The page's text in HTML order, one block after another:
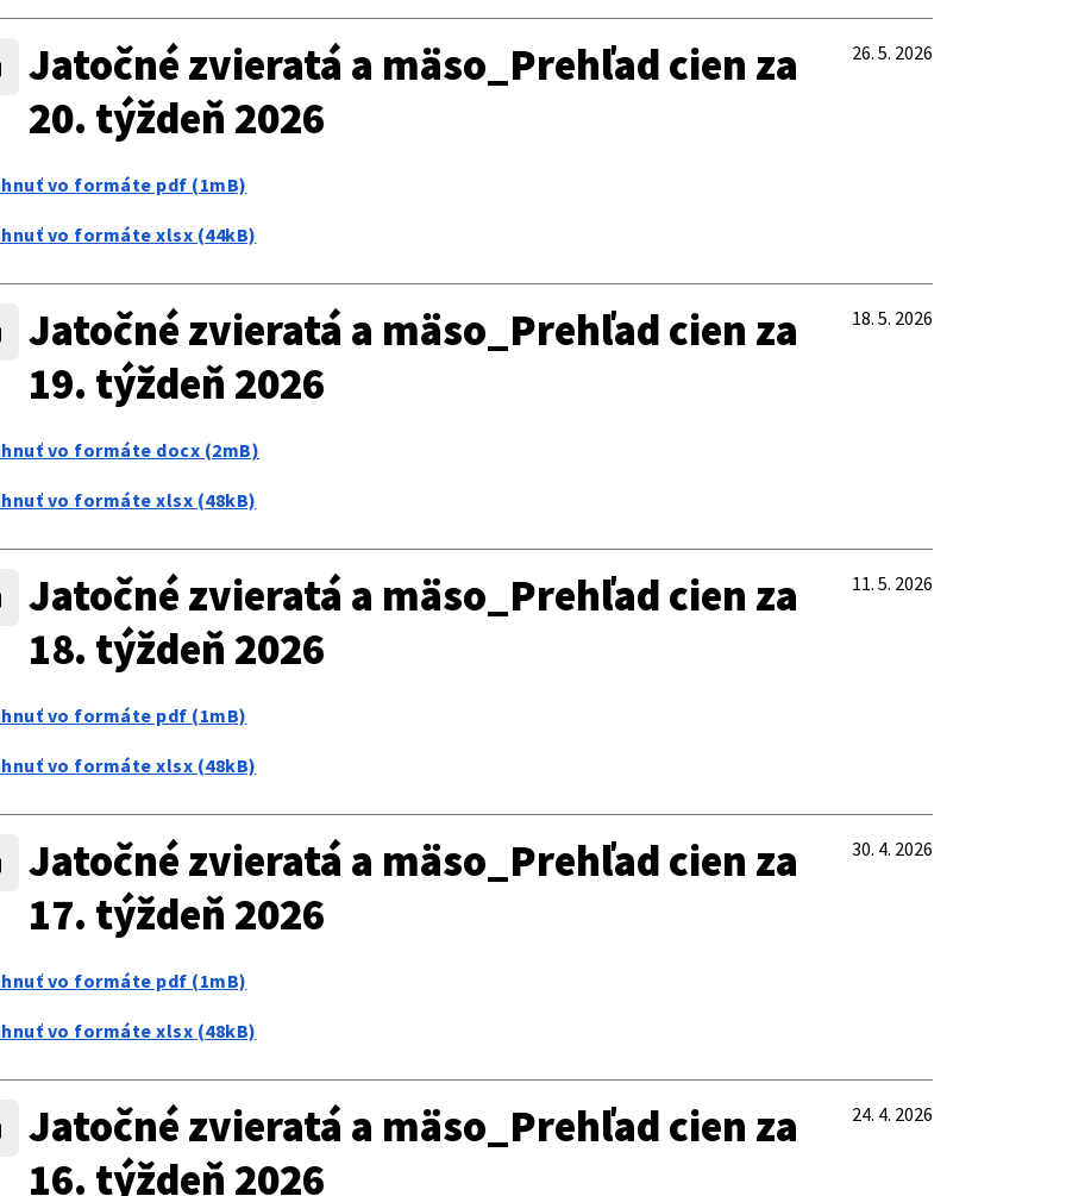
Jatočné zvieratá a mäso_Prehľad cien za
20. týždeň 2026
26. 5. 2026
vo formáte pdf (1mB)
vo formáte xlsx (44kB)
Jatočné zvieratá a mäso_Prehľad cien za
19. týždeň 2026
18. 5. 2026
vo formáte docx (2mB)
vo formáte xlsx (48kB)
Jatočné zvieratá a mäso_Prehľad cien za
18. týždeň 2026
11. 5. 2026
vo formáte pdf (1mB)
vo formáte xlsx (48kB)
Jatočné zvieratá a mäso_Prehľad cien za
17. týždeň 2026
30. 4. 2026
vo formáte pdf (1mB)
vo formáte xlsx (48kB)
Jatočné zvieratá a mäso_Prehľad cien za
16. týždeň 2026
24. 4. 2026